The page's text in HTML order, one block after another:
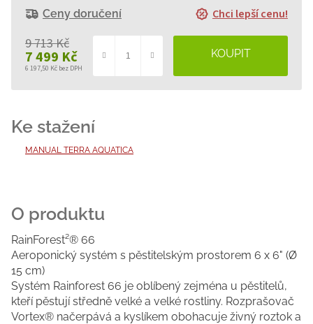
9 713 Kč
7 499 Kč
6 197,50 Kč bez DPH
Ceny doručení Chci lepší cenu!
MANUAL TERRA AQUATICA
RainForest²® 66
Aeroponický systém s pěstitelským prostorem 6 x 6" (Ø
15 cm)
Systém Rainforest 66 je oblíbený zejména u pěstitelů,
kteří pěstují středně velké a velké rostliny. Rozprašovač
Vortex® načerpává a kyslíkem obohacuje živný roztok a